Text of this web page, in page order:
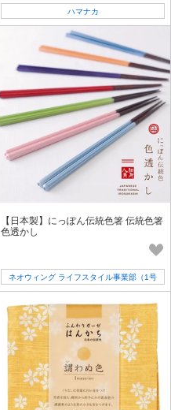
ハマナカ
【日本製】にっぽん伝統色箸 伝統色箸
色透かし
ネオウィング ライフスタイル事業部（1号
店）